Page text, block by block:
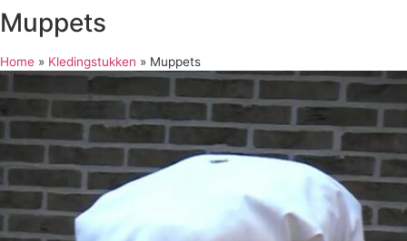
Muppets
Home » Kledingstukken » Muppets